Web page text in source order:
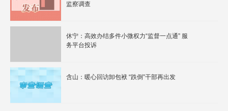
监察调查
休宁：高效办结多件小微权力“监督一点通” 服
务平台投诉
含山：暖心回访卸包袱 “跌倒”干部再出发